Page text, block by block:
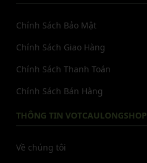
Chính Sách Bảo Mật
Chính Sách Giao Hàng
Chính Sách Thanh Toán
Chính Sách Bán Hàng
THÔNG TIN VOTCAULONGSHOP
Về chúng tôi